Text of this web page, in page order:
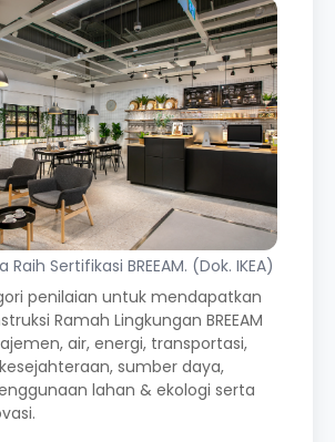
Raih Sertifikasi BREEAM. (Dok. IKEA)
penilaian untuk mendapatkan
Ramah Lingkungan BREEAM
air, energi, transportasi,
sumber daya,
lahan & ekologi serta